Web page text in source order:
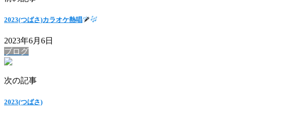
2023(つばさ)カラオケ熱唱
2023年6月6日
ブログ
次の記事
2023(つばさ)